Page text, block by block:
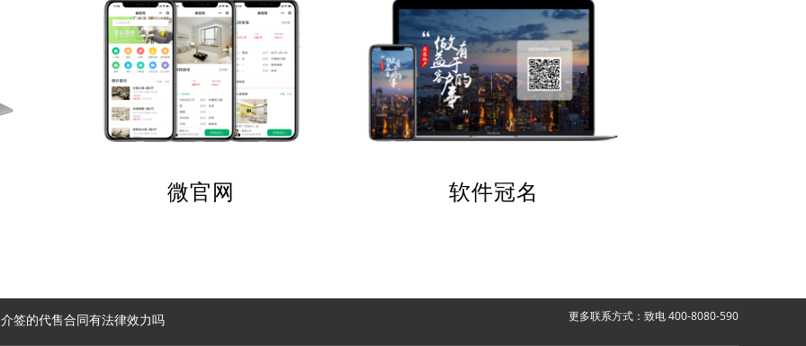
微官网 软件冠名
签的代售合同有法律效力吗 更多联系方式：致电 400-8080-590